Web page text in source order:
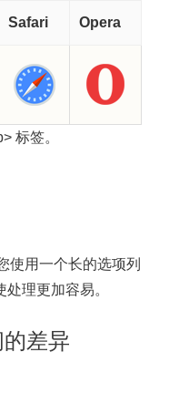
Safari Opera
标签。
使用一个长的选项列
理更加容易。
差异